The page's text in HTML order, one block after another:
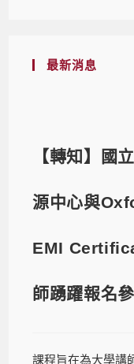
最新消息
【轉知】國
源中心與
EMI
師踴躍報名參
課程旨在為大學講